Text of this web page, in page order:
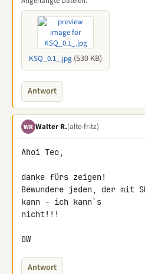
KSQ_0.1_.jpg (530 KB)
Antwort
WR Walter R.(alte-fritz)
Ahoi Teo,
danke fürs zeigen!
Bewundere jeden, der mit
kann - ich kann`s
nicht!!!
GW
Antwort